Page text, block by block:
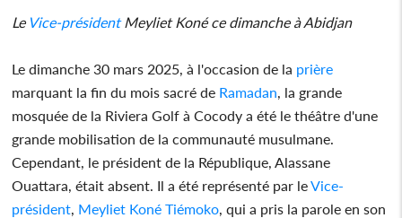
Le Vice-présidentMeyliet Koné ce dimanche à Abidjan
Le dimanche 30 mars 2025, à l'occasion de la prière
marquant la fin du mois sacré de Ramadan , la grande
mosquée de la Riviera Golf à Cocody a été le théâtre d'une
grande mobilisation de la communauté musulmane.
Cependant, le président de la République, Alassane
Ouattara, était absent. Il a été représenté par leVice-
président Meyliet Koné Tiémoko , qui a pris la parole en son